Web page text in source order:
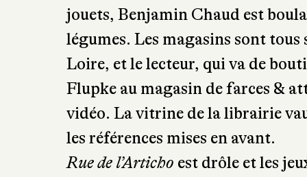
jouets, Benjamin Chaud est
légumes. Les magasins sont
Loire, et le lecteur, qui va de
Flupke au magasin de farces &
vidéo. La vitrine de la librairie
les références mises en avant.
Rue de l’Articho est drôle et les